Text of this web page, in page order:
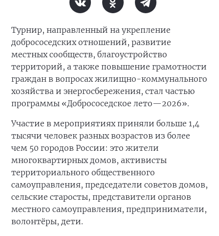
Турнир, направленный на укрепление
добрососедских отношений, развитие
местных сообществ, благоустройство
территорий, а также повышение грамотности
граждан в вопросах жилищно-коммунального
хозяйства и энергосбережения, стал частью
программы «Добрососедское лето—2026».
Участие в мероприятиях приняли больше 1,4
тысячи человек разных возрастов из более
чем 50 городов России: это жители
многоквартирных домов, активисты
территориального общественного
самоуправления, председатели советов домов,
сельские старосты, представители органов
местного самоуправления, предприниматели,
волонтёры, дети.